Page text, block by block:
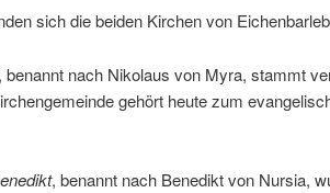
sich die beiden Kirchen von
benannt nach Nikolaus von Myra, stammt
gehört heute zum
, benannt nach Benedikt von Nursia,